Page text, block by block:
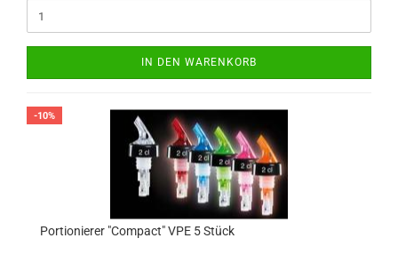
IN DEN WARENKORB
-10%
Portionierer "Compact" VPE 5 Stück